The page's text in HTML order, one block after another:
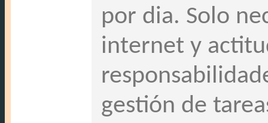
por dia. Solo
internet y
gestión de